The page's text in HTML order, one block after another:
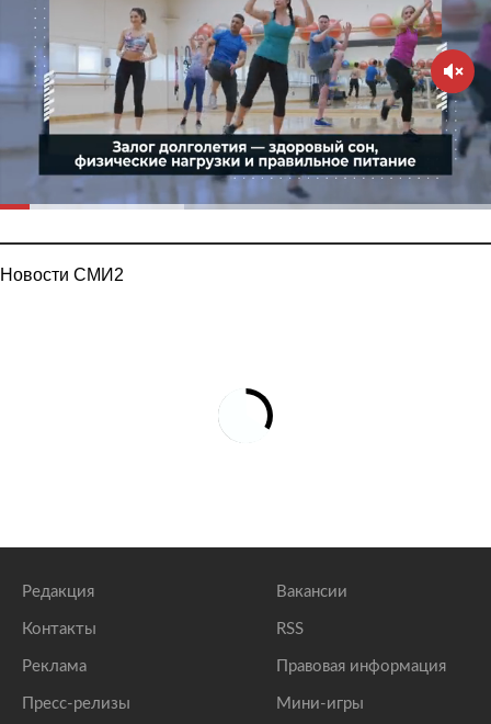
Новости СМИ2
Редакция
Контакты
Реклама
Пресс-релизы
Вакансии
RSS
Правовая информация
Мини-игры